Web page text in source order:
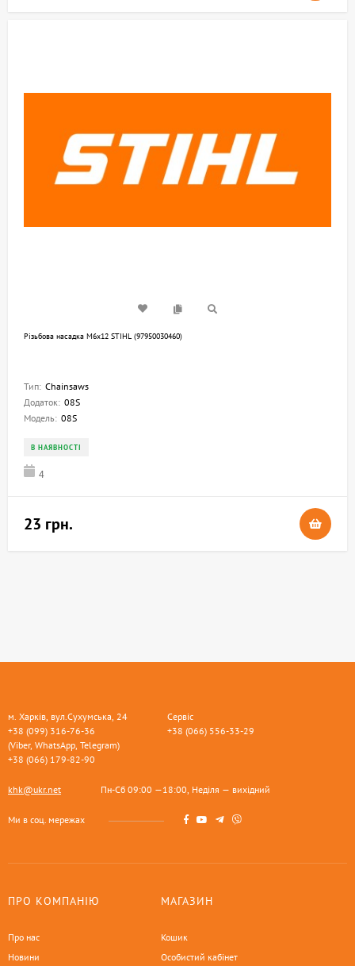
Різьбова насадка М6х12 STIHL (97950030460)
Тип: Chainsaws
Додаток: 08S
Модель: 08S
В НАЯВНОСТІ
4
23 грн.
м. Харків, вул.Сухумська, 24
+38 (099) 316-76-36
(Viber, WhatsApp, Telegram)
+38 (066) 179-82-90
Сервіс
+38 (066) 556-33-29
khk@ukr.net Пн-Сб 09:00 —18:00, Неділя — вихідний
Ми в соц. мережах
ПРО КОМПАНІЮ
Про нас
Новини
МАГАЗИН
Кошик
Особистий кабінет